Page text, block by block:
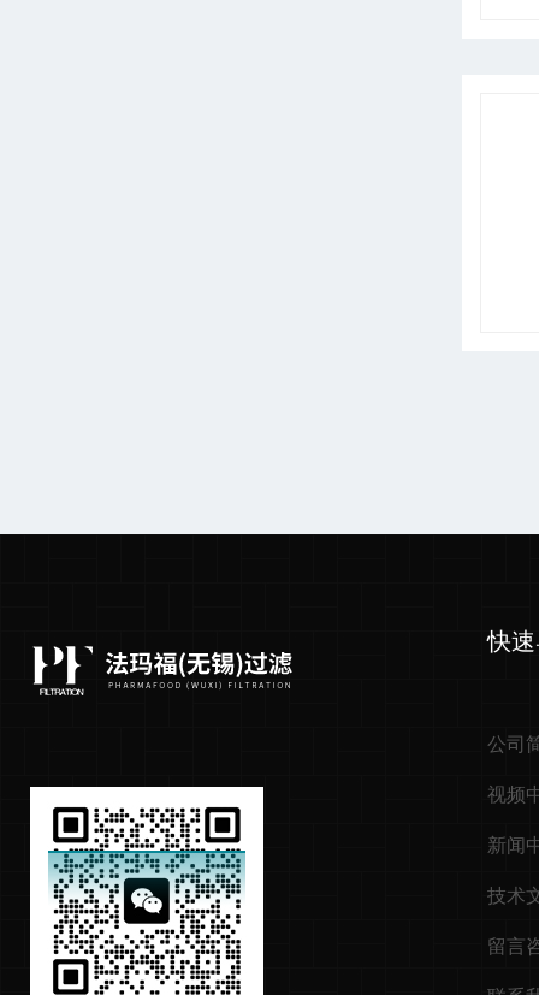
快
公司
视频
新闻
技术
留言